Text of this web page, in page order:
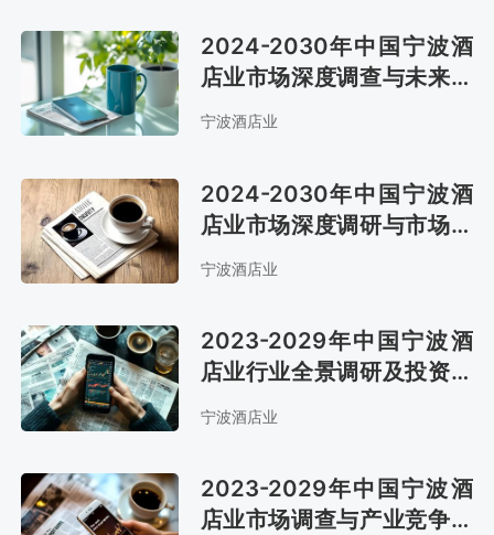
2024-2030年中国宁波酒
店业市场深度调查与未来发
展趋势报告
宁波酒店业
2024-2030年中国宁波酒
店业市场深度调研与市场年
度调研报告
宁波酒店业
2023-2029年中国宁波酒
店业行业全景调研及投资战
略报告
宁波酒店业
2023-2029年中国宁波酒
店业市场调查与产业竞争格